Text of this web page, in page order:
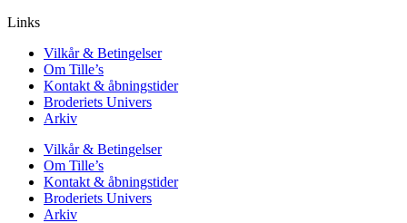
Links
Vilkår & Betingelser
Om Tille’s
Kontakt & åbningstider
Broderiets Univers
Arkiv
Vilkår & Betingelser
Om Tille’s
Kontakt & åbningstider
Broderiets Univers
Arkiv